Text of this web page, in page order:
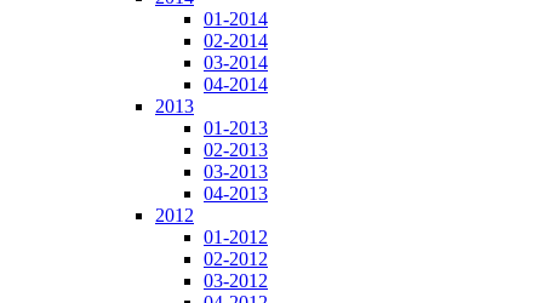
01-2014
02-2014
03-2014
04-2014
2013
01-2013
02-2013
03-2013
04-2013
2012
01-2012
02-2012
03-2012